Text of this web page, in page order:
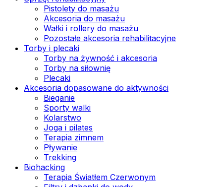
Pistolety do masażu
Akcesoria do masażu
Wałki i rollery do masażu
Pozostałe akcesoria rehabilitacyjne
Torby i plecaki
Torby na żywność i akcesoria
Torby na siłownię
Plecaki
Akcesoria dopasowane do aktywności
Bieganie
Sporty walki
Kolarstwo
Joga i pilates
Terapia zimnem
Pływanie
Trekking
Biohacking
Terapia Światłem Czerwonym